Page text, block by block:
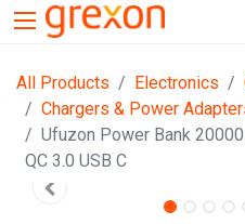
All Products Electronics
Chargers & Power
Ufuzon Power Bank
QC 3.0 USB C